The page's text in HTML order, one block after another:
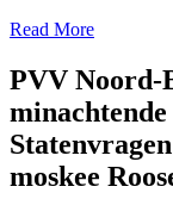
Read More
PVV Noord-
moskee